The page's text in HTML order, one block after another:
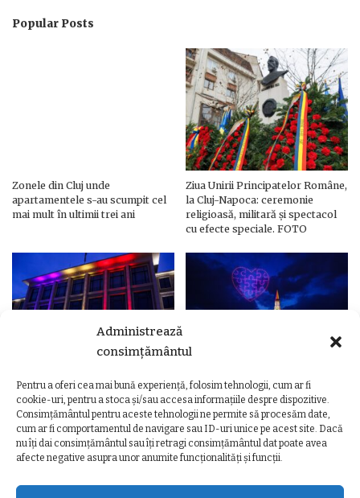
Administrează
consimțământul
Pentru a oferi cea mai bună experiență, folosim tehnologii, cum ar fi
cookie-uri, pentru a stoca și/sau accesa informațiile despre dispozitive.
Consimțământul pentru aceste tehnologii ne permite să procesăm date,
cum ar fi comportamentul de navigare sau ID-uri unice pe acest site. Dacă
nu îți dai consimțământul sau îți retragi consimțământul dat poate avea
afecte negative asupra unor anumite funcționalități și funcții.
Popular Posts
Zonele din Cluj unde
apartamentele s-au scumpit cel
mai mult în ultimii trei ani
Ziua Unirii Principatelor Române,
la Cluj-Napoca: ceremonie
religioasă, militară și spectacol
cu efecte speciale. FOTO
Ziua Unirii Principatelor Române
– Clădiri și poduri din Cluj,
iluminate în culorile drapelului
Ziua Unirii la Cluj-Napoca.
Programul complet al
evenimentelor